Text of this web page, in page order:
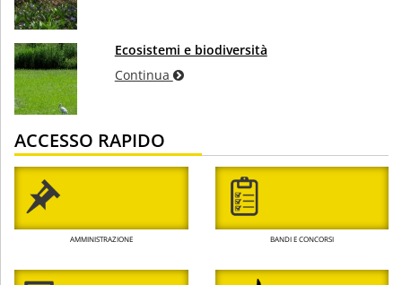
Ecosistemi e biodiversità
Continua
ACCESSO RAPIDO
AMMINISTRAZIONE BANDI E CONCORSI